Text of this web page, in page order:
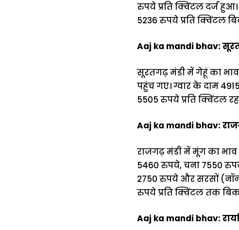
रुपये प्रति क्विंटल दर्ज
5236 रुपये प्रति क्विंटल
Aaj ka mandi bhav:
सूरतगढ़ मंडी में गेहूं का
पहुंच गए। ग्वार के दाम
5505 रुपये प्रति क्विंटल
Aaj ka mandi bhav:
राजगढ़ मंडी में मूंग का भाव
5460 रुपये, चना 7550
2750 रुपये और सरसों
रुपये प्रति क्विंटल तक
Aaj ka mandi bhav: